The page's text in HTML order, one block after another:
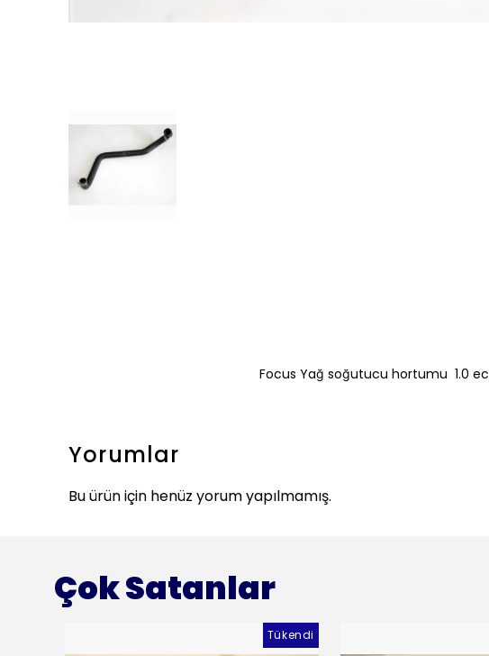
Focus Yağ soğutucu hortumu 1.0
Yorumlar
Bu ürün için henüz yorum yapılmamış.
Çok Satanlar
Tükendi